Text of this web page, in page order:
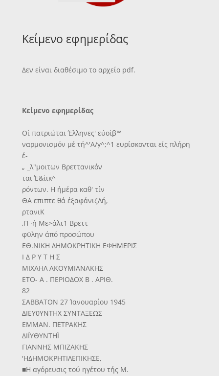
Κείμενο εφημερίδας
Δεν είναι διαθέσιμο το αρχείο pdf.
Κείμενο εφημερίδας
Οί πατριώται Έλληνες' εύοίβ™
ναρμονισμόν μέ τή^'Α/γ^;^1 ευρίσκονται είς πλήρη
έ-
„ _λ"μοιτων Βρεττανικόν
ται Έ&ΐικ^
ρόντων. Η ήμέρα καθ' τίν
ΘΑ επιπτε θά έξαφάνιζΛή,
ρτανιΚ
,Π ·ή Με>άλτ1 Βρεττ
φϋλην άπό προσώπου
ΕΘ.ΝΙΚΗ ΔΗΜΟΚΡΗΤΙΚΗ ΕΦΗΜΕΡΙΣ
Ι Δ Ρ Υ Τ Η Σ
ΜΙΧΑΗΛ ΑΚΟΥΜΙΑΝΑΚΗΣ
ΕΤΟ- Α . ΠΕΡΙΟΔΟΧ Β . ΑΡΙΘ.
82
ΣΑΒΒΑΤΟΝ 27 Ίανουαρίου 1945
ΔΙΕΥ0ΥΝΤΗΧ ΣΥΝΤΑΞΕΩΣ
ΕΜΜΑΝ. ΠΕΤΡΑΚΗΣ
ΔΙΪΥΘΥΝΤΗΪ
ΓΙΑΝΝΗΣ ΜΠΙΖΑΚΗΣ
'ΗΔΗΜΟΚΡΗΤΙΛΕΠΙΚΗΣΕ,
■Η αγόρευσις τού ηγέτου τής Μ.